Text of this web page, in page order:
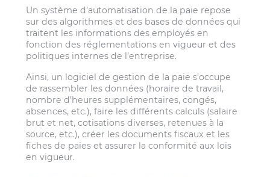
Un système d’automatisation de la paie repose
sur des algorithmes et des bases de données qui
traitent les informations des employés en
fonction des réglementations en vigueur et des
politiques internes de l’entreprise.
Ainsi, un logiciel de gestion de la paie s’occupe
de rassembler les données (horaire de travail,
nombre d’heures supplémentaires, congés,
absences, etc.), faire les différents calculs (salaire
brut et net, cotisations diverses, retenues à la
source, etc.), créer les documents fiscaux et les
fiches de paies et assurer la conformité aux lois
en vigueur.